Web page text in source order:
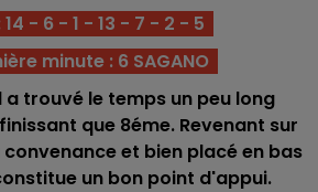
14 - 6 - 1 - 13 - 7 - 2 - 5
minute : 6 SAGANO
a trouvé le temps un peu long
que 8éme. Revenant sur
et bien placé en bas
un bon point d'appui.